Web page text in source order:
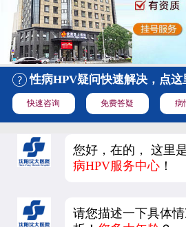
性病HPV疑问快速解决，点这
快速咨询 免费答疑 病
您好，在的， 这里
病HPV服务中心！
请您描述一下具体